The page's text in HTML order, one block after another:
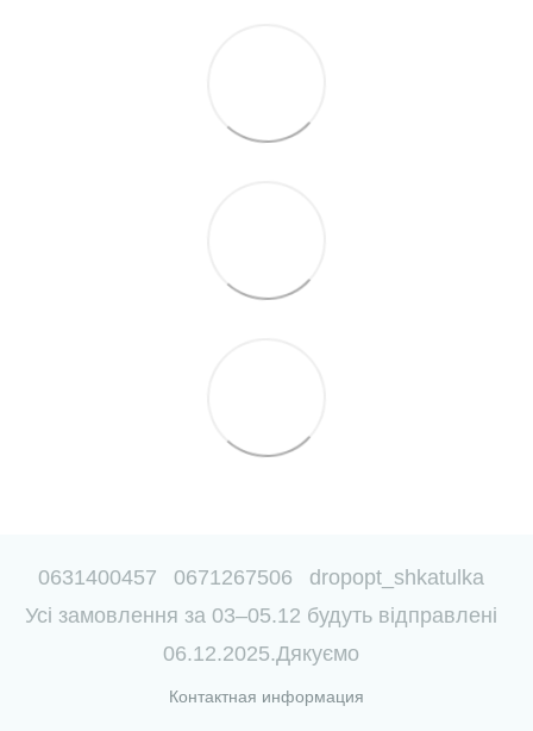
0631400457 0671267506
dropopt_shkatulka
Усі замовлення за 03–05.12 будуть відправлені
06.12.2025.Дякуємо
Контактная информация